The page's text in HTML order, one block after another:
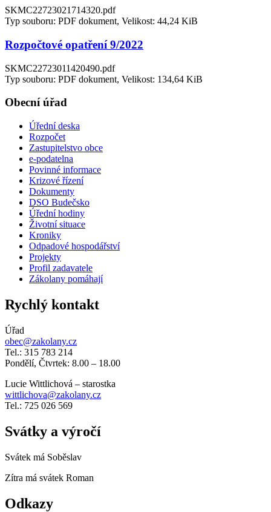
SKMC22723021714320.pdf
Typ souboru: PDF dokument, Velikost: 44,24 KiB
Rozpočtové opatření 9/2022
SKMC22723011420490.pdf
Typ souboru: PDF dokument, Velikost: 134,64 KiB
Obecní úřad
Úřední deska
Rozpočet
Zastupitelstvo obce
e-podatelna
Povinné informace
Krizové řízení
Dokumenty
DSO Budečsko
Úřední hodiny
Životní situace
Kroniky
Odpadové hospodářství
Projekty
Profil zadavatele
Zákolany pomáhají
Rychlý kontakt
Úřad
obec@zakolany.cz
Tel.: 315 783 214
Pondělí, Čtvrtek: 8.00 – 18.00
Lucie Wittlichová – starostka
wittlichova@zakolany.cz
Tel.: 725 026 569
Svátky a výročí
Svátek má Soběslav
Zítra má svátek Roman
Odkazy